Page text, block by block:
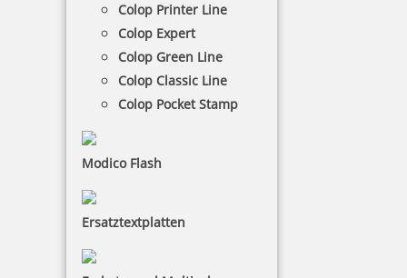
Colop Printer Line
Colop Expert
Colop Green Line
Colop Classic Line
Colop Pocket Stamp
Modico Flash
Ersatztextplatten
NACH WUNSCHSTEMPEL FILTERN
€-
12 Artikel in der Kategorie